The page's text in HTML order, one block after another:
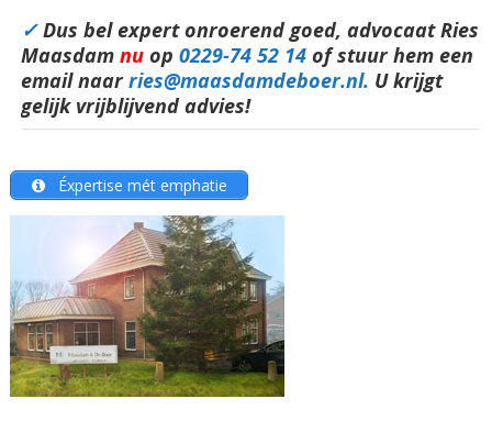
✓Dus bel expert onroerend goed, advocaat Ries
Maasdamnuop 0229-74 52 14of stuur hem een
email naarries@maasdamdeboer.nl. U krijgt
gelijk vrijblijvend advies!
Éxpertise mét emphatie